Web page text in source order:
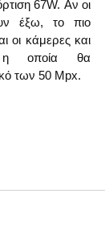
67W. Αν οι
έξω, το πιο
οι κάμερες και
η οποία θα
των 50 Mpx.